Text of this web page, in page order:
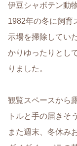
伊豆シャボテン動
1982年の冬に飼育
示場を掃除してい
かりゆったりとし
りました。
観覧スペースから
トルと手の届きそ
また週末、冬休み